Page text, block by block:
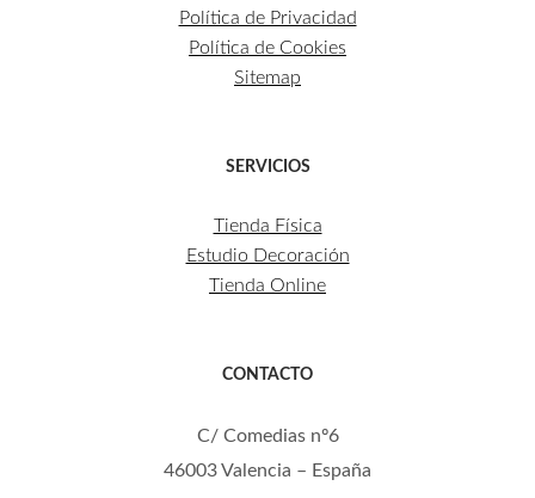
Política de Privacidad
Política de Cookies
Sitemap
SERVICIOS
Tienda Física
Estudio Decoración
Tienda Online
CONTACTO
C/ Comedias nº6
46003 Valencia – España